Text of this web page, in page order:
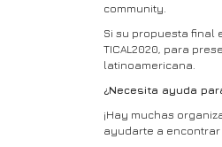
community.
Si su propuesta final
TICAL2020, para
latinoamericana.
¿Necesita ayuda
¡Hay muchas
ayudarte a